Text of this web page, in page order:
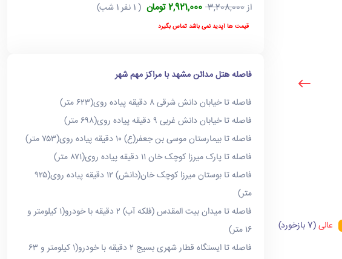
عالی(7 بازخورد)
از3,208,000 2,921,000 تومان ( 1 نفر 1 شب)
قیمت ها آپدید نمی باشد تماس بگیرد
فاصله هتل مدائن مشهد با مراکز مهم شهر
فاصله تا خیابان دانش شرقی ۸ دقیقه پیاده ‌روی(۶۲۳ متر)
فاصله تا خیابان دانش غربی ۹ دقیقه پیاده ‌روی(۶۹۸ متر)
فاصله تا بیمارستان موسی بن جعفر(ع) ۱۰ دقیقه پیاده ‌روی(۷۵۳ متر)
فاصله تا پارک میرزا کوچک خان ۱۱ دقیقه پیاده ‌روی(۸۷۱ متر)
فاصله تا بوستان میرزا کوچک خان(دانش) ۱۲ دقیقه پیاده ‌روی(۹۲۵
متر)
فاصله تا میدان بیت المقدس (فلکه آب) ۲ دقیقه با خودرو(۱ کیلومتر و
۱۶ متر)
فاصله تا ایستگاه قطار شهری بسیج ۲ دقیقه با خودرو(۱ کیلومتر و ۶۳